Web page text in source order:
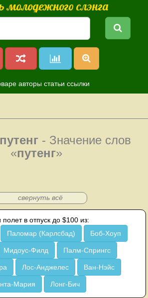
молодежного слэнга
авторы статьи ссылки
путенг- Значение слов
«путенг»
свернуть всё
полет в отпуск до $100 из:
Паломар (Карлсбад) Боб-Хоуп
Мидоус-Филд Палм-Спрингс
Лос-Анджелес Ван-Нэйс
Мария Лонг-Бич